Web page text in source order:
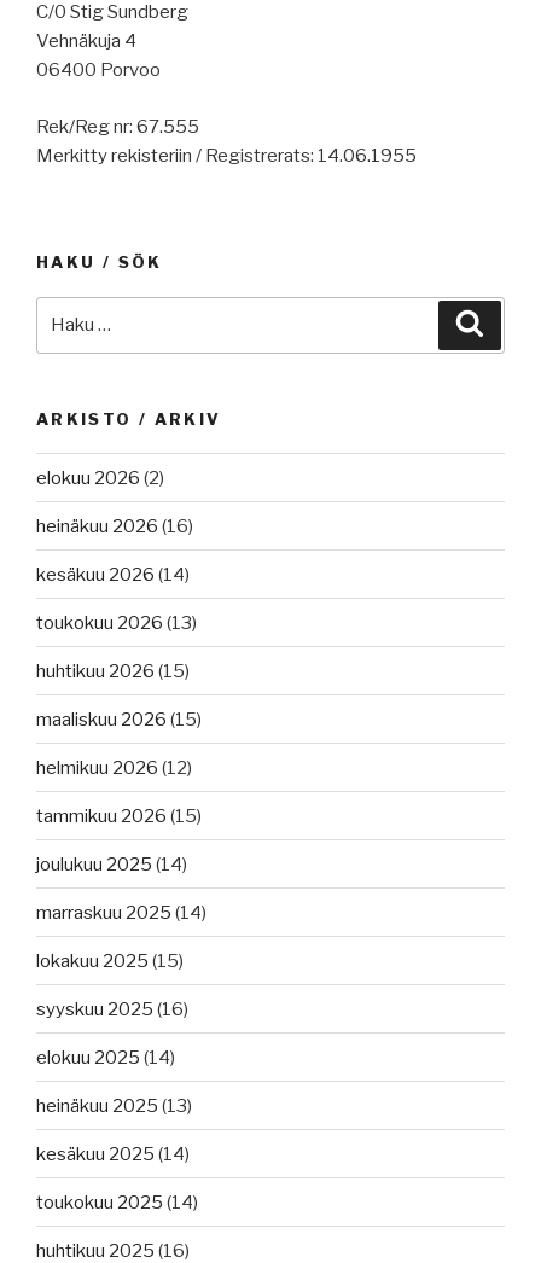
C/0 Stig Sundberg
Vehnäkuja 4
06400 Porvoo
Rek/Reg nr: 67.555
Merkitty rekisteriin / Registrerats: 14.06.1955
HAKU / SÖK
ARKISTO / ARKIV
elokuu 2026 (2)
heinäkuu 2026 (16)
kesäkuu 2026 (14)
toukokuu 2026 (13)
huhtikuu 2026 (15)
maaliskuu 2026 (15)
helmikuu 2026 (12)
tammikuu 2026 (15)
joulukuu 2025 (14)
marraskuu 2025 (14)
lokakuu 2025 (15)
syyskuu 2025 (16)
elokuu 2025 (14)
heinäkuu 2025 (13)
kesäkuu 2025 (14)
toukokuu 2025 (14)
huhtikuu 2025 (16)